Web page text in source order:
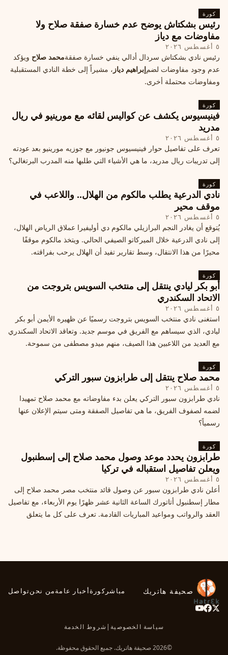
كورة
رئيس بشكتاش يوضح عدم خسارة صفقة صلاح ولا
مفاوضات مع دياز
٥ أغسطس ٢٠٢٦
رئيس نادي بشكتاش سردال أدالي ينفي خسارة صفقةمحمد صلاح ويؤكد
عدم وجود مفاوضات لضمإبراهيم دياز ، مشيراً إلى خطة النادي المستقبلية
ومفاوضات محتملة أخرى.
كورة
فينيسيوس يكشف عن كواليس لقائه مع مورينيو في ريال
مدريد
٥ أغسطس ٢٠٢٦
تعرف على تفاصيل حوار فينيسيوس جونيور مع جوزيه مورينيو بعد عودته
إلى تدريبات ريال مدريد، ما هي الأشياء التي طلبها منه المدرب البرتغالي؟
كورة
نادي الدرعية يطلب مالكوم من الهلال.. واللاعب في
موقف محير
٥ أغسطس ٢٠٢٦
يُتوقع أن يغادر النجم البرازيلي مالكوم دي أوليفيرا عملاق الرياض الهلال،
إلى نادي الدرعية خلال الميركاتو الصيفي الحالي. ويتخذ مالكوم موقفًا
محيرًا من هذا الانتقال، وسط تقارير تفيد أن الهلال يرحب بفراقته.
كورة
أبو بكر ليادي ينتقل إلى منتخب السويس بتروجت من
الاتحاد السكندري
٥ أغسطس ٢٠٢٦
استغنى نادي منتخب السويس بتروجت رسميًا عن ظهيره الأيمن أبو بكر
ليادي، الذي سيساهم مع الفريق في موسم جديد. وتعاقد الاتحاد السكندري
مع العديد من اللاعبين هذا الصيف، منهم ميدو مصطفى من سموحة.
كورة
محمد صلاح ينتقل إلى طرابزون سبور التركي
٥ أغسطس ٢٠٢٦
نادي طرابزون سبور التركي يعلن بدء مفاوضاته مع محمد صلاح تمهيدا
لضمه لصفوف الفريق، ما هي تفاصيل الصفقة ومتى سيتم الإعلان عنها
رسمياً؟
كورة
طرابزون يحدد موعد وصول محمد صلاح إلى إسطنبول
ويعلن تفاصيل استقباله في تركيا
٥ أغسطس ٢٠٢٦
أعلن نادي طرابزون سبور عن وصول قائد منتخب مصر محمد صلاح إلى
مطار إسطنبول أتاتورك الساعة الثانية عشر ظهرًا يوم الأربعاء، مع تفاصيل
العقد والرواتب ومواعيد المباريات القادمة. تعرف على كل ما يتعلق
صحيفة هاتريك مباشر كورةأخبار عامةمن نحنتواصل
سياسة الخصوصية | شروط الخدمة
©2026 صحيفة هاتريك. جميع الحقوق محفوظة.